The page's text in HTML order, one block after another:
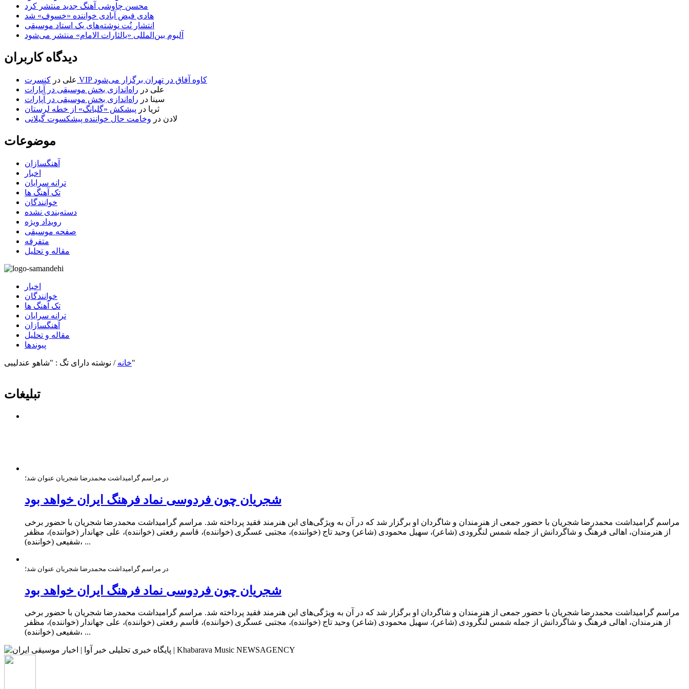
محسن چاوشی آهنگ جدید منتشر کرد
هادی فیض آبادی خواننده «خسوف» شد
انتشار نُت نوشته‌های یک استاد موسیقی
آلبوم بین‌المللی «یالثارات الامام» منتشر می‌شود
دیدگاه کاربران
علی در
کنسرت VIP کاوه آفاق در تهران برگزار می‌شود
علی در راه‌اندازی بخش موسیقی در آپارات
سینا در راه‌اندازی بخش موسیقی در آپارات
ثریا در پیشکش «گلبانگ» از خطه لرستان
لادن در وخامت حال خواننده پیشکسوت گیلانی
موضوعات
آهنگسازان
اخبار
ترانه سرایان
تک آهنگ ها
خوانندگان
دسته‌بندی نشده
رویداد ویژه
صفحه موسیقی
متفرقه
مقاله و تحلیل
اخبار
خوانندگان
تک آهنگ ها
ترانه سرایان
آهنگسازان
مقاله و تحلیل
پیوندها
خانه / نوشته دارای تگ : "شاهو عندلیبی"
تبلیغات
در مراسم گرامیداشت محمدرضا شجریان عنوان شد؛
شجریان چون فردوسی نماد فرهنگ ایران خواهد بود
مراسم گرامیداشت محمدرضا شجریان با حضور جمعی از هنرمندان و شاگردان او برگزار شد که در آن به ویژگی‌های این هنرمند فقید پرداخته شد. مراسم گرامیداشت محمدرضا شجریان با حضور برخی
از هنرمندان، اهالی فرهنگ و شاگردانش از جمله شمس لنگرودی (شاعر)، سهیل محمودی (شاعر) وحید تاج (خواننده)، مجتبی عسگری (خواننده)، قاسم رفعتی (خواننده)، علی جهاندار (خواننده)، مظفر
شفیعی (خواننده)، ...
در مراسم گرامیداشت محمدرضا شجریان عنوان شد؛
شجریان چون فردوسی نماد فرهنگ ایران خواهد بود
مراسم گرامیداشت محمدرضا شجریان با حضور جمعی از هنرمندان و شاگردان او برگزار شد که در آن به ویژگی‌های این هنرمند فقید پرداخته شد. مراسم گرامیداشت محمدرضا شجریان با حضور برخی
از هنرمندان، اهالی فرهنگ و شاگردانش از جمله شمس لنگرودی (شاعر)، سهیل محمودی (شاعر) وحید تاج (خواننده)، مجتبی عسگری (خواننده)، قاسم رفعتی (خواننده)، علی جهاندار (خواننده)، مظفر
شفیعی (خواننده)، ...